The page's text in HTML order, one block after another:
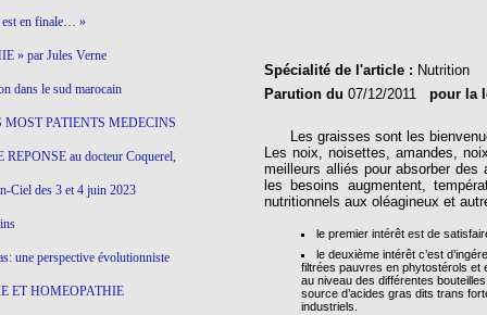
est en finale… »
» par Jules Verne
dans le sud marocain
MOST PATIENTS MEDECINS
au docteur Coquerel,
Ciel des 3 et 4 juin 2023
une perspective évolutionniste
ET HOMEOPATHIE
Spécialité de l'article : Nutrition
Parution du07/12/2011pour la
Les graisses sont les
Les noix, noisettes, amandes,
meilleurs alliés pour absorber
les besoins augmentent,
nutritionnels aux oléagineux et
le premier intérêt est de
le deuxième intérêt c’est
filtrées pauvres en phytostérols et
au niveau des différentes
source d’acides gras dits trans
industriels.